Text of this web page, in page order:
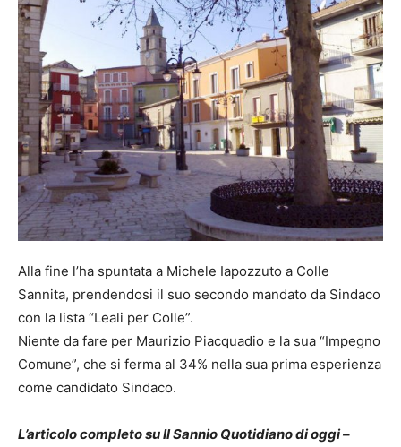
Alla fine l’ha spuntata a Michele Iapozzuto a Colle
Sannita, prendendosi il suo secondo mandato da Sindaco
con la lista “Leali per Colle”.
Niente da fare per Maurizio Piacquadio e la sua “Impegno
Comune”, che si ferma al 34% nella sua prima esperienza
come candidato Sindaco.
L’articolo completo su Il Sannio Quotidiano di oggi –